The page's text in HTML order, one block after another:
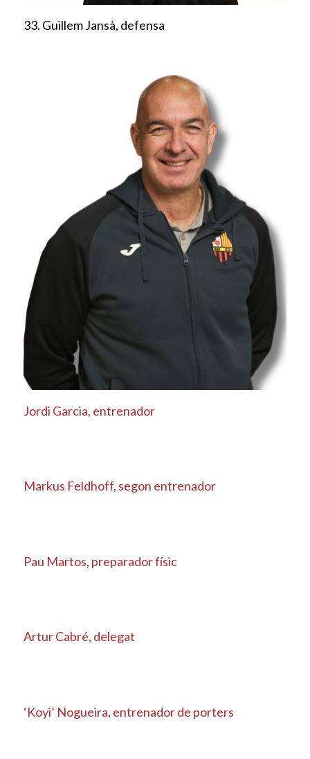
33. Guillem Jansà, defensa
Jordi Garcia, entrenador
Markus Feldhoff, segon entrenador
Pau Martos, preparador físic
Artur Cabré, delegat
‘Koyi’ Nogueira, entrenador de porters